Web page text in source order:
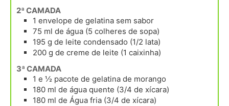
2ª CAMADA
1 envelope de gelatina sem sabor
75 ml de água (5 colheres de sopa)
195 g de leite condensado (1/2 lata)
200 g de creme de leite (1 caixinha)
3ª CAMADA
1 e ½ pacote de gelatina de morango
180 ml de água quente (3/4 de xícara)
180 ml de Água fria (3/4 de xícara)